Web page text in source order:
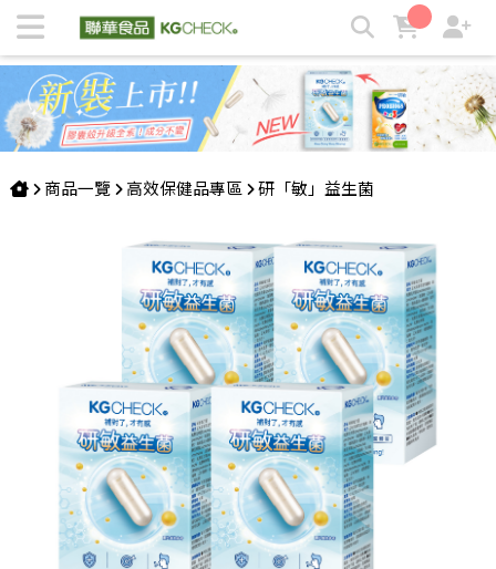
提升免疫力益生菌 | KGCHECK聯華食品生醫研究室
商品一覽 高效保健品專區 研「敏」益生菌